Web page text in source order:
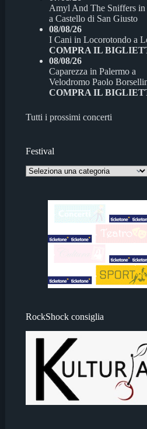
Amyl And The Sniffers
a Castello di San Giusto
08/08/26
I Cani inLocorotondo a
COMPRA IL
08/08/26
Caparezza inPalermo a
Velodromo Paolo
COMPRA IL
Tutti i prossimi concerti
Festival
RockShock consiglia